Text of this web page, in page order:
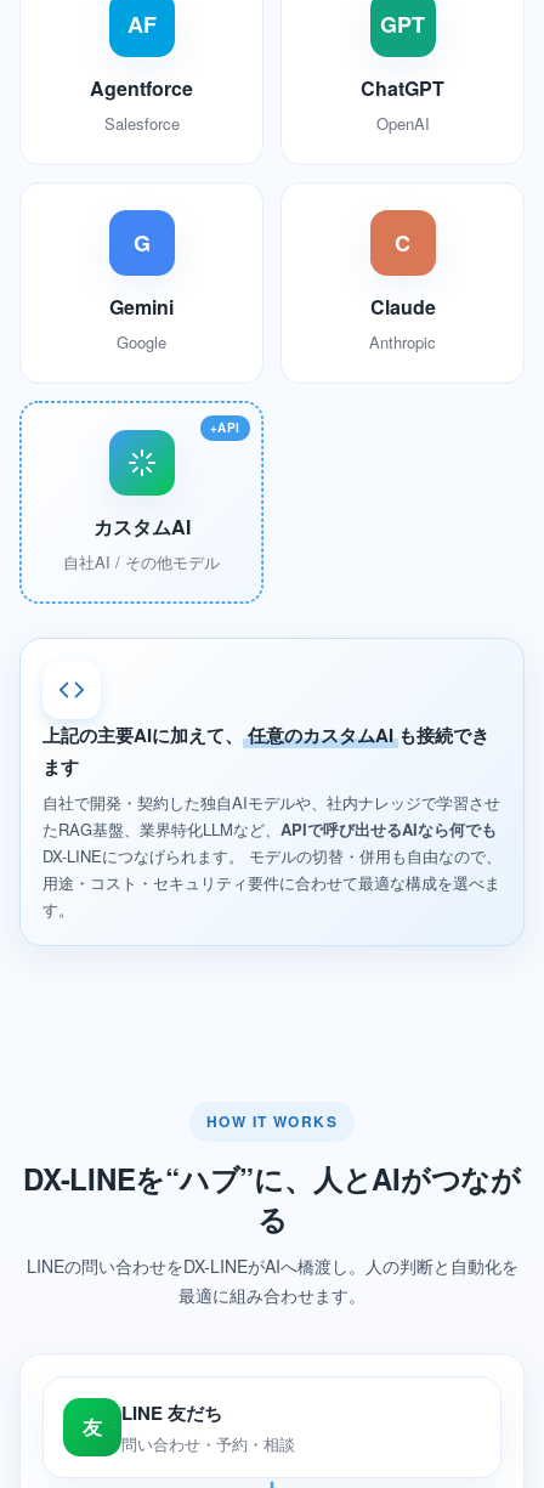
AF
Agentforce
Salesforce
GPT
ChatGPT
OpenAI
G
Gemini
Google
C
Claude
Anthropic
カスタムAI
自社AI / その他モデル
上記の主要AIに加えて、 任意のカスタムAI も接続でき
ます
自社で開発・契約した独自AIモデルや、社内ナレッジで学習させ
たRAG基盤、業界特化LLMなど、 APIで呼び出せるAIなら何でも
DX-LINEにつなげられます。 モデルの切替・併用も自由なので、
用途・コスト・セキュリティ要件に合わせて最適な構成を選べま
す。
HOW IT WORKS
DX-LINEを“ハブ”に、人とAIがつなが
る
LINEの問い合わせをDX-LINEがAIへ橋渡し。人の判断と自動化を
最適に組み合わせます。
友 LINE 友だち
問い合わせ・予約・相談